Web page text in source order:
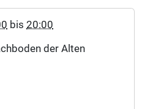
bis 20:00
der Alten